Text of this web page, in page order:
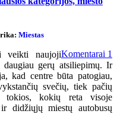
Miestas
Komentarai 1
veikti naujoji
daugiau gerų atsiliepimų. Ir
kad centre būta patogiau,
svečių, tiek pačių
tokios, kokių reta visoje
didžiųjų miestų autobusų